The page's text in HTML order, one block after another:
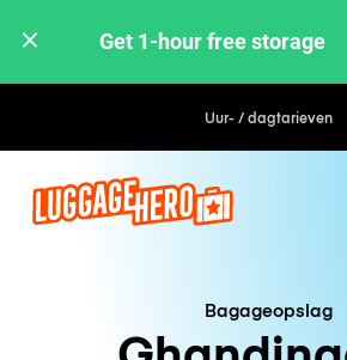
Get 1-hour free storage
Uur- / dagtarieven
Bagageopslag